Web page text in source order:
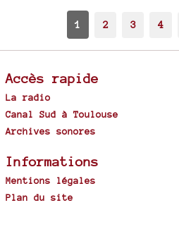
1 2 3 4
Accès rapide
La radio
Canal Sud à Toulouse
Archives sonores
Informations
Mentions légales
Plan du site